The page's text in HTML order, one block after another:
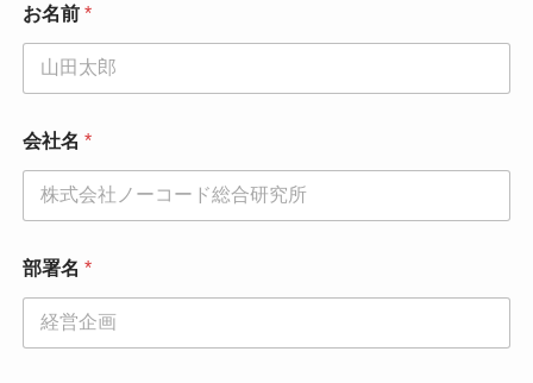
お名前 *
名
前
号
*
会社名 *
部署名 *